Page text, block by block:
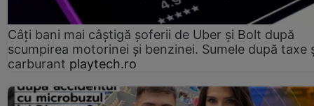
Câți bani mai câștigă șoferii de Uber și Bolt după
scumpirea motorinei şi benzinei. Sumele după taxe
carburant playtech.ro